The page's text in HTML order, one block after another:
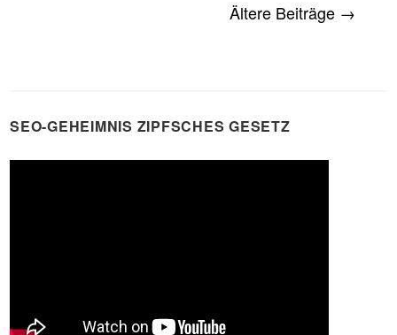
Ältere Beiträge →
SEO-GEHEIMNIS ZIPFSCHES GESETZ